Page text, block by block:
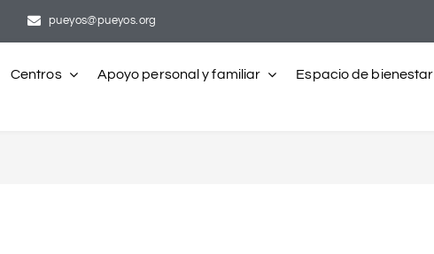
pueyos@pueyos.org
Centros Apoyo personal y familiar Espacio de bienestar